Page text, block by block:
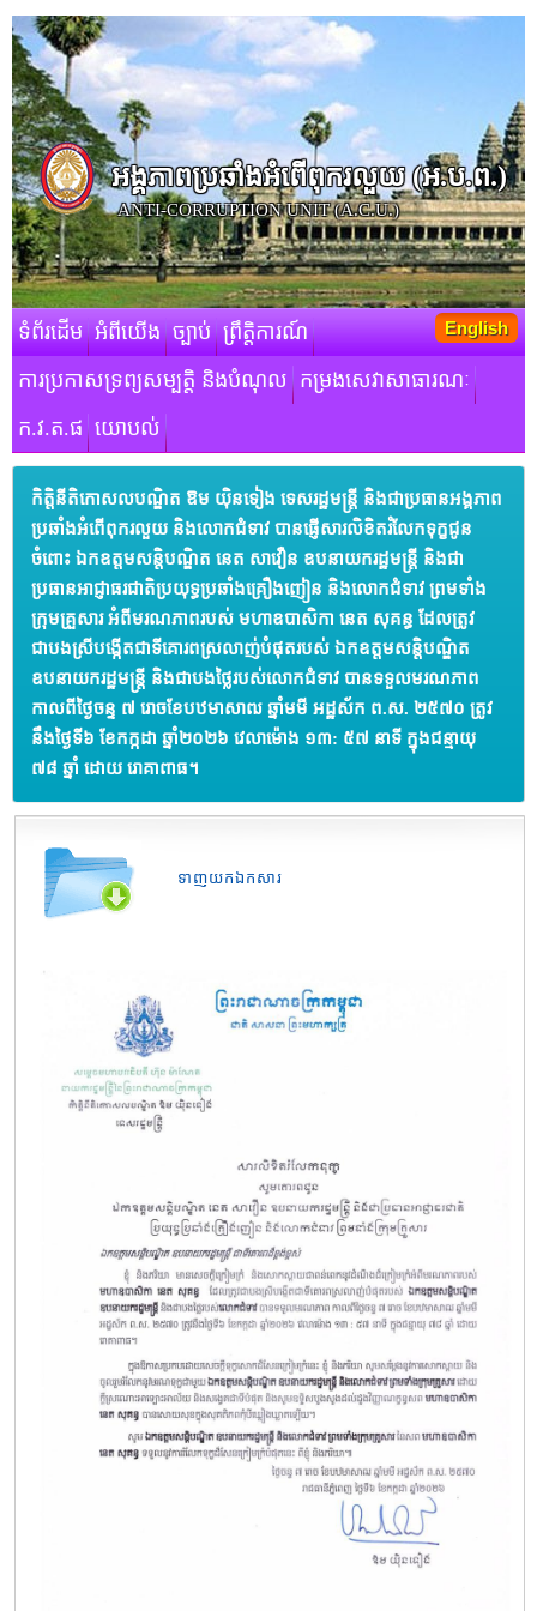
អង្គភាពប្រឆាំងអំពើពុករលួយ​ (អ.ប.ព.)
ANTI-CORRUPTION UNIT (A.C.U.)
ទំព័រដើម អំពីយើង ច្បាប់ ព្រឹត្តិការណ៍
ការប្រកាសទ្រព្យសម្បត្តិ និងបំណុល កម្រងសេវាសាធារណៈ
ក.វ.ត.ផ យោបល់
English
កិត្តិនីតិកោសលបណ្ឌិត ឱម យ៉ិនទៀង ទេសរដ្ឋមន្ត្រី និងជាប្រធានអង្គភាព
ប្រឆាំងអំពើពុករលួយ និងលោកជំទាវ បានផ្ញើសារលិខិតរំលែកទុក្ខជូន
ចំពោះ ឯកឧត្តមសន្តិបណ្ឌិត នេត សាវឿន ឧបនាយករដ្ឋមន្ត្រី និងជា
ប្រធានអាជ្ញាធរជាតិប្រយុទ្ធប្រឆាំងគ្រឿងញៀន និងលោកជំទាវ ព្រមទាំង
ក្រុមគ្រួសារ អំពីមរណភាពរបស់ មហាឧបាសិកា នេត សុគន្ធ ដែលត្រូវ
ជាបងស្រីបង្កើតជាទីគោរពស្រលាញ់បំផុតរបស់ ឯកឧត្តមសន្តិបណ្ឌិត
ឧបនាយករដ្ឋមន្ត្រី និងជាបងថ្លៃរបស់លោកជំទាវ បានទទួលមរណភាព
កាលពីថ្ងៃចន្ទ ៧ រោចខែបឋមាសាឍ ឆ្នាំមមី អដ្ឋស័ក ព.ស. ២៥៧០ ត្រូវ
នឹងថ្ងៃទី៦ ខែកក្កដា ឆ្នាំ២០២៦ វេលាម៉ោង ១៣: ៥៧ នាទី ក្នុងជន្មាយុ
៧៨ ឆ្នាំ ដោយ រោគាពាធ។
ទាញយកឯកសារ